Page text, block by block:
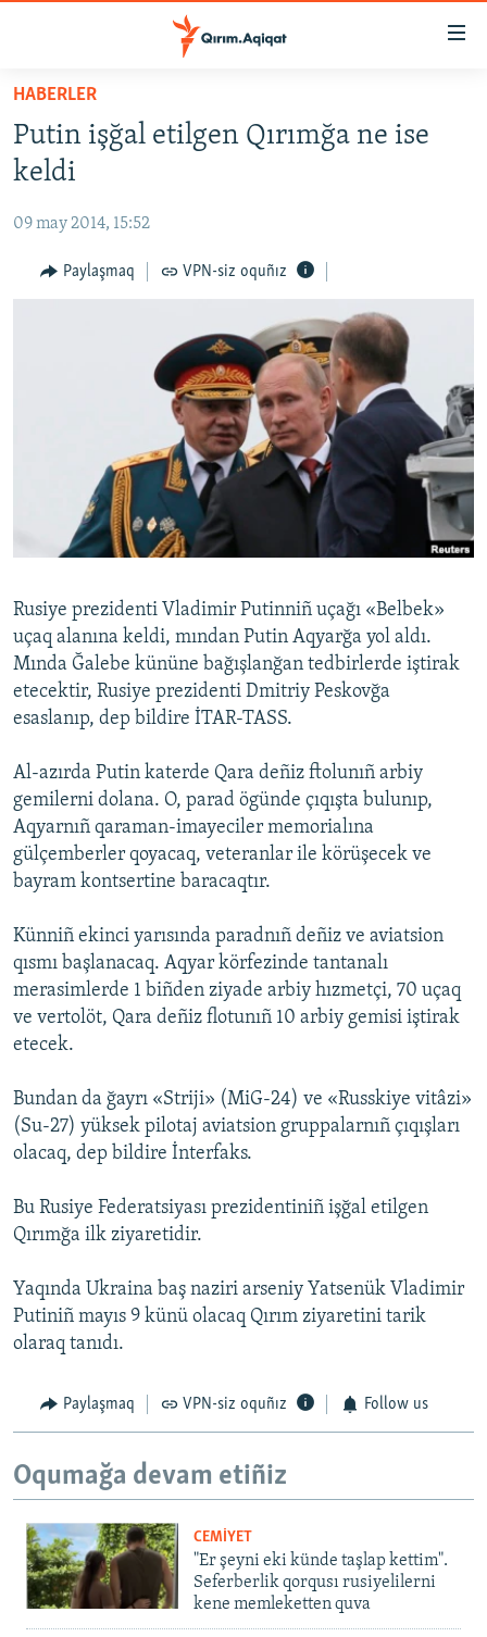
Esas
qaytmaq
Baş
qaytmaq
qaytmaq
SİYASET
CEMİYET
MEDENİYET
Русский
Українською
QOŞULIÑIZ!
RFE/RS bütün saytları
HABERLER
Putin işğal etilgen Qırımğa ne ise
keldi
09 may 2014, 15:52
Paylaşmaq VPN-siz oquñız
Rusiye prezidenti Vladimir Putinniñ uçağı «Belbek»
uçaq alanına keldi, mından Putin Aqyarğa yol aldı.
Mında Ğalebe kününe bağışlanğan tedbirlerde iştirak
etecektir, Rusiye prezidenti Dmitriy Peskovğa
esaslanıp, dep bildire İTAR-TASS.
Al-azırda Putin katerde Qara deñiz ftolunıñ arbiy
gemilerni dolana. O, parad ögünde çıqışta bulunıp,
Aqyarnıñ qaraman-imayeciler memorialına
gülçemberler qoyacaq, veteranlar ile körüşecek ve
bayram kontsertine baracaqtır.
Künniñ ekinci yarısında paradnıñ deñiz ve aviatsion
qısmı başlanacaq. Aqyar körfezinde tantanalı
merasimlerde 1 biñden ziyade arbiy hızmetçi, 70 uçaq
ve vertolöt, Qara deñiz flotunıñ 10 arbiy gemisi iştirak
etecek.
Bundan da ğayrı «Striji» (MiG-24) ve «Russkiye vitâzi»
(Su-27) yüksek pilotaj aviatsion gruppalarnıñ çıqışları
olacaq, dep bildire İnterfaks.
Bu Rusiye Federatsiyası prezidentiniñ işğal etilgen
Qırımğa ilk ziyaretidir.
Yaqında Ukraina baş naziri arseniy Yatsenük Vladimir
Putiniñ mayıs 9 künü olacaq Qırım ziyaretini tarik
olaraq tanıdı.
Paylaşmaq VPN-siz oquñız Follow us
Oqumağa devam etiñiz
CEMİYET
"Er şeyni eki künde taşlap kettim".
Seferberlik qorqusı rusiyelilerni
kene memleketten quva